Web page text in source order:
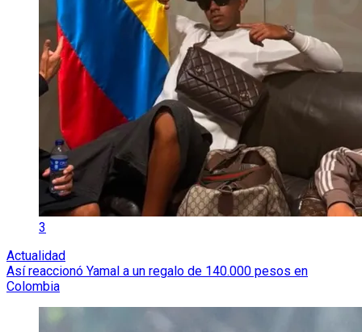
3
Actualidad
Así reaccionó Yamal a un regalo de 140.000 pesos en
Colombia